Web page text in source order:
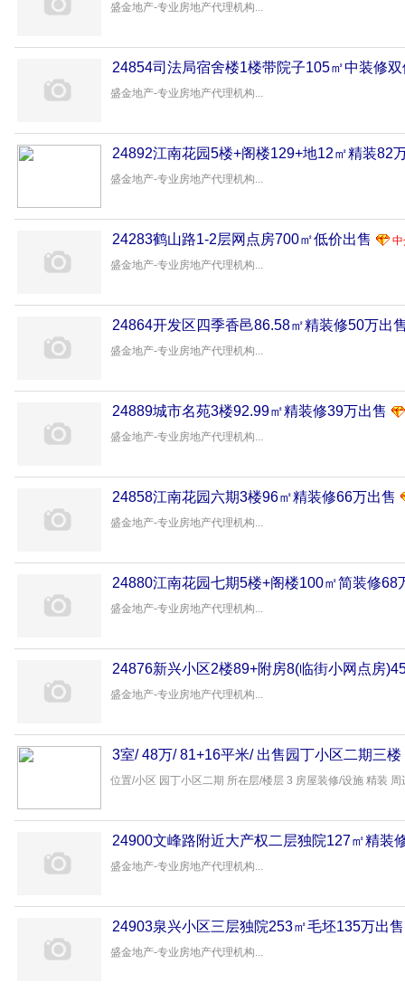
盛金地产-专业房地产代理机构...
24854司法局宿舍楼1楼带院子105㎡中装修
盛金地产-专业房地产代理机构...
24892江南花园5楼+阁楼129+地12㎡精装82
盛金地产-专业房地产代理机构...
24283鹤山路1-2层网点房700㎡低价出售
盛金地产-专业房地产代理机构...
24864开发区四季香邑86.58㎡精装修50万出
盛金地产-专业房地产代理机构...
24889城市名苑3楼92.99㎡精装修39万出售
盛金地产-专业房地产代理机构...
24858江南花园六期3楼96㎡精装修66万出售
盛金地产-专业房地产代理机构...
24880江南花园七期5楼+阁楼100㎡简装修68
盛金地产-专业房地产代理机构...
24876新兴小区2楼89+附房8(临街小网点房
盛金地产-专业房地产代理机构...
3室/ 48万/ 81+16平米/ 出售园丁小区二期三楼
位置/小区 园丁小区二期 所在层/楼层 3 房屋装修/设施 精装
24900文峰路附近大产权二层独院127㎡精装
盛金地产-专业房地产代理机构...
24903泉兴小区三层独院253㎡毛坯135万出售
盛金地产-专业房地产代理机构...